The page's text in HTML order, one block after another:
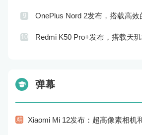
9
10
弹幕
精 Xiaomi Mi 12发布：超高像素相机和强